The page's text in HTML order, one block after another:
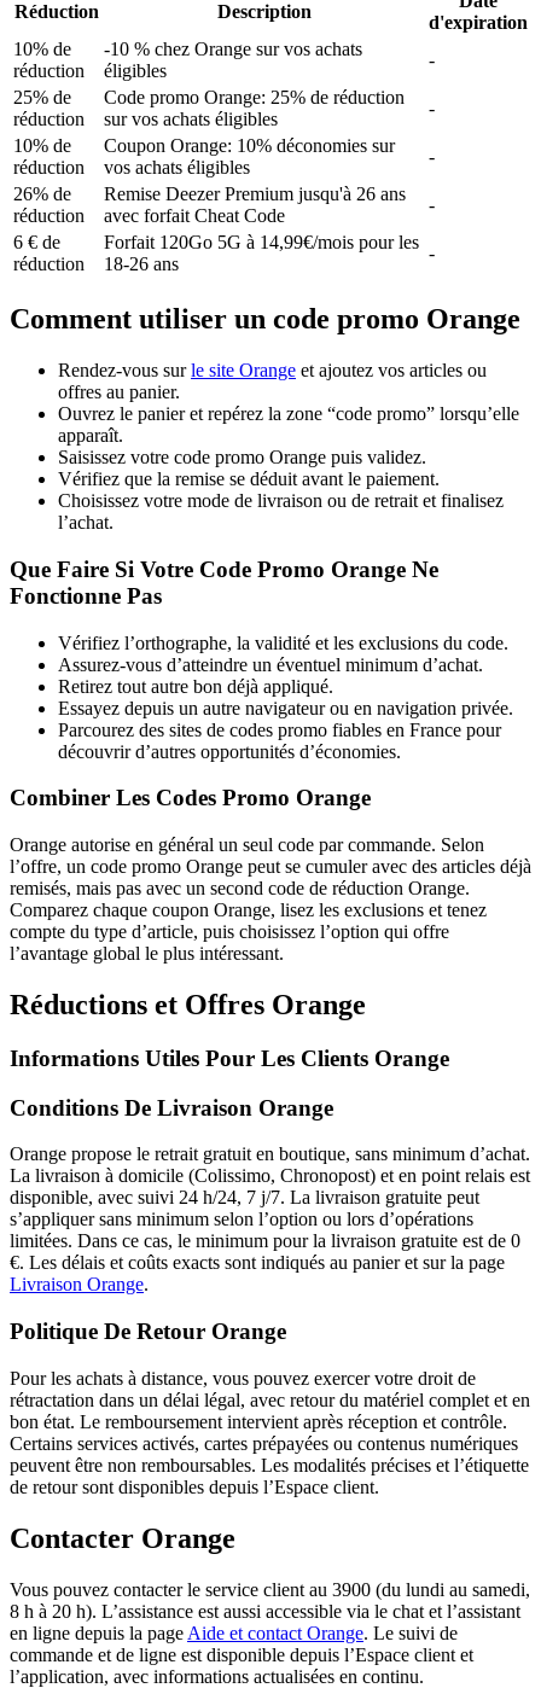
Réduction Description
d'expiration
10% de
réduction
-10 % chez Orange sur vos achats
éligibles
-
25% de
réduction
Code promo Orange: 25% de réduction
sur vos achats éligibles
-
10% de
réduction
Coupon Orange: 10% déconomies sur
vos achats éligibles
-
26% de
réduction
Remise Deezer Premium jusqu'à 26 ans
avec forfait Cheat Code
-
6 € de
réduction
Forfait 120Go 5G à 14,99€/mois pour les
18-26 ans
-
Comment utiliser un code promo Orange
Rendez-vous surle site Orange et ajoutez vos articles ou
offres au panier.
Ouvrez le panier et repérez la zone “code promo” lorsqu’elle
apparaît.
Saisissez votre code promo Orange puis validez.
Vérifiez que la remise se déduit avant le paiement.
Choisissez votre mode de livraison ou de retrait et finalisez
l’achat.
Que Faire Si Votre Code Promo Orange Ne
Fonctionne Pas
Vérifiez l’orthographe, la validité et les exclusions du code.
Assurez-vous d’atteindre un éventuel minimum d’achat.
Retirez tout autre bon déjà appliqué.
Essayez depuis un autre navigateur ou en navigation privée.
Parcourez des sites de codes promo fiables en France pour
découvrir d’autres opportunités d’économies.
Combiner Les Codes Promo Orange
Orange autorise en général un seul code par commande. Selon
l’offre, un code promo Orange peut se cumuler avec des articles déjà
remisés, mais pas avec un second code de réduction Orange.
Comparez chaque coupon Orange, lisez les exclusions et tenez
compte du type d’article, puis choisissez l’option qui offre
l’avantage global le plus intéressant.
Réductions et Offres Orange
Informations Utiles Pour Les Clients Orange
Conditions De Livraison Orange
Orange propose le retrait gratuit en boutique, sans minimum d’achat.
La livraison à domicile (Colissimo, Chronopost) et en point relais est
disponible, avec suivi 24 h/24, 7 j/7. La livraison gratuite peut
s’appliquer sans minimum selon l’option ou lors d’opérations
limitées. Dans ce cas, le minimum pour la livraison gratuite est de 0
€. Les délais et coûts exacts sont indiqués au panier et sur la page
Livraison Orange.
Politique De Retour Orange
Pour les achats à distance, vous pouvez exercer votre droit de
rétractation dans un délai légal, avec retour du matériel complet et en
bon état. Le remboursement intervient après réception et contrôle.
Certains services activés, cartes prépayées ou contenus numériques
peuvent être non remboursables. Les modalités précises et l’étiquette
de retour sont disponibles depuis l’Espace client.
Contacter Orange
Vous pouvez contacter le service client au 3900 (du lundi au samedi,
8 h à 20 h). L’assistance est aussi accessible via le chat et l’assistant
en ligne depuis la page Aide et contact Orange. Le suivi de
commande et de ligne est disponible depuis l’Espace client et
l’application, avec informations actualisées en continu.